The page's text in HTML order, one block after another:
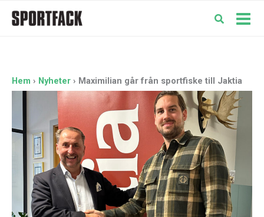
Hem Nyheter Maximilian går från sportfiske till Jaktia